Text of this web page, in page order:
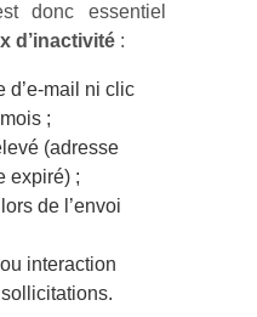
donc essentiel
d’inactivité :
d’e-mail ni clic
;
(adresse
expiré) ;
de l’envoi
interaction